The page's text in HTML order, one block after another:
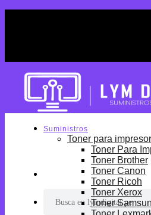
por:
Suministros
Toner para
Toner Para
Toner Brother
Toner Canon
Toner Ricoh
Toner Xerox
Toner